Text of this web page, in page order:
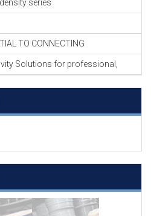
series
TO CONNECTING
Solutions for professional,